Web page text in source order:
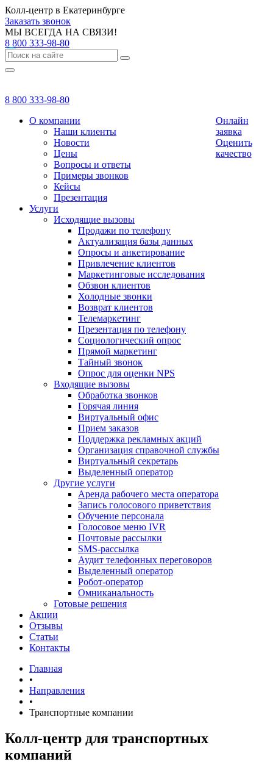
Колл-центр в Екатеринбурге
Заказать звонок
МЫ ВСЕГДА НА СВЯЗИ!
8 800 333-98-80
8 800 333-98-80
Онлайн
заявка
Оценить
качество
О компании
Наши клиенты
Новости
Цены
Вопросы и ответы
Примеры звонков
Кейсы
Презентация
Услуги
Исходящие вызовы
Продажи по телефону
Актуализация базы данных
Опросы и анкетирование
Привлечение клиентов
Маркетинговые исследования
Обзвон клиентов
Холодные звонки
Возврат клиентов
Телемаркетинг
Презентация по телефону
Социологический опрос
Прямой маркетинг
Тайный звонок
Опрос для оценки NPS
Входящие вызовы
Обработка звонков
Горячая линия
Виртуальный офис
Прием заказов
Поддержка рекламных акций
Организация справочной службы
Виртуальный секретарь
Выделенный оператор
Другие услуги
Аренда рабочего места оператора
Запись голосового приветствия
Обучение персонала
Голосовое меню IVR
Почтовые рассылки
SMS-рассылка
Аудит телефонных переговоров
Выделенный оператор
Робот-оператор
Омниканальность
Готовые решения
Акции
Отзывы
Статьи
Контакты
Главная
•
Направления
•
Транспортные компании
Колл-центр для транспортных
компаний